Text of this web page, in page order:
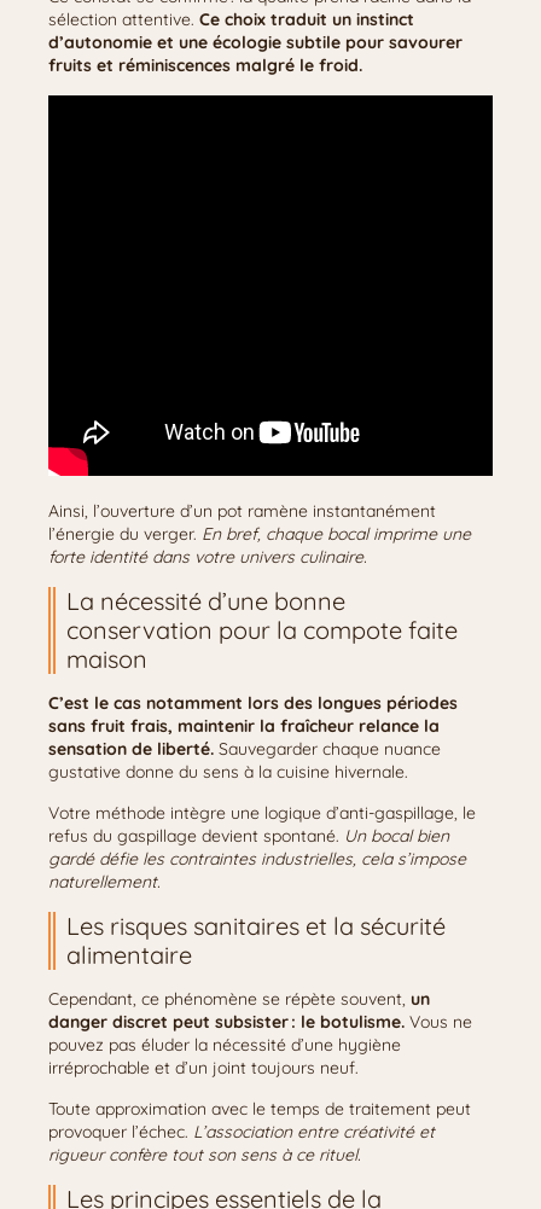
sélection attentive. Ce choix traduit un instinct
d’autonomie et une écologie subtile pour savourer
fruits et réminiscences malgré le froid.
Ainsi, l’ouverture d’un pot ramène instantanément
l’énergie du verger. En bref, chaque bocal imprime une
forte identité dans votre univers culinaire.
La nécessité d’une bonne
conservation pour la compote faite
maison
C’est le cas notamment lors des longues périodes
sans fruit frais, maintenir la fraîcheur relance la
sensation de liberté. Sauvegarder chaque nuance
gustative donne du sens à la cuisine hivernale.
Votre méthode intègre une logique d’anti-gaspillage, le
refus du gaspillage devient spontané. Un bocal bien
gardé défie les contraintes industrielles, cela s’impose
naturellement.
Les risques sanitaires et la sécurité
alimentaire
Cependant, ce phénomène se répète souvent, un
danger discret peut subsister : le botulisme. Vous ne
pouvez pas éluder la nécessité d’une hygiène
irréprochable et d’un joint toujours neuf.
Toute approximation avec le temps de traitement peut
provoquer l’échec. L’association entre créativité et
rigueur confère tout son sens à ce rituel.
Les principes essentiels de la